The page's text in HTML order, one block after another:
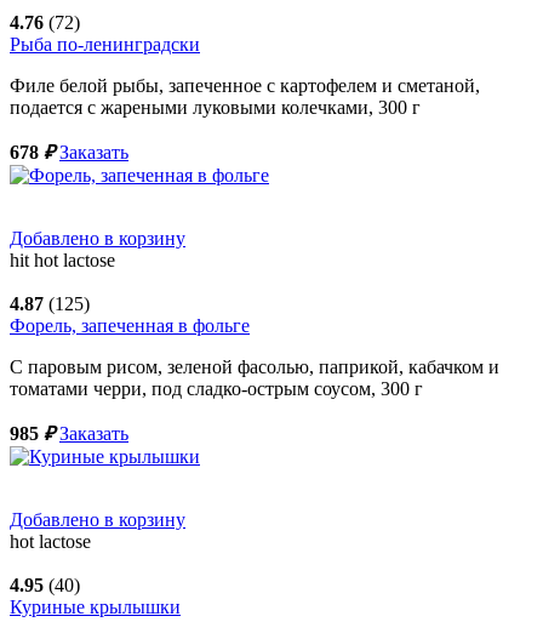
4.76 (72)
Рыба по-ленинградски
Филе белой рыбы, запеченное с картофелем и сметаной,
подается с жареными луковыми колечками, 300 г
678 ₽ Заказать
Добавлено в корзину
hit hot lactose
4.87 (125)
Форель, запеченная в фольге
С паровым рисом, зеленой фасолью, паприкой, кабачком и
томатами черри, под сладко-острым соусом, 300 г
985 ₽ Заказать
Добавлено в корзину
hot lactose
4.95 (40)
Куриные крылышки